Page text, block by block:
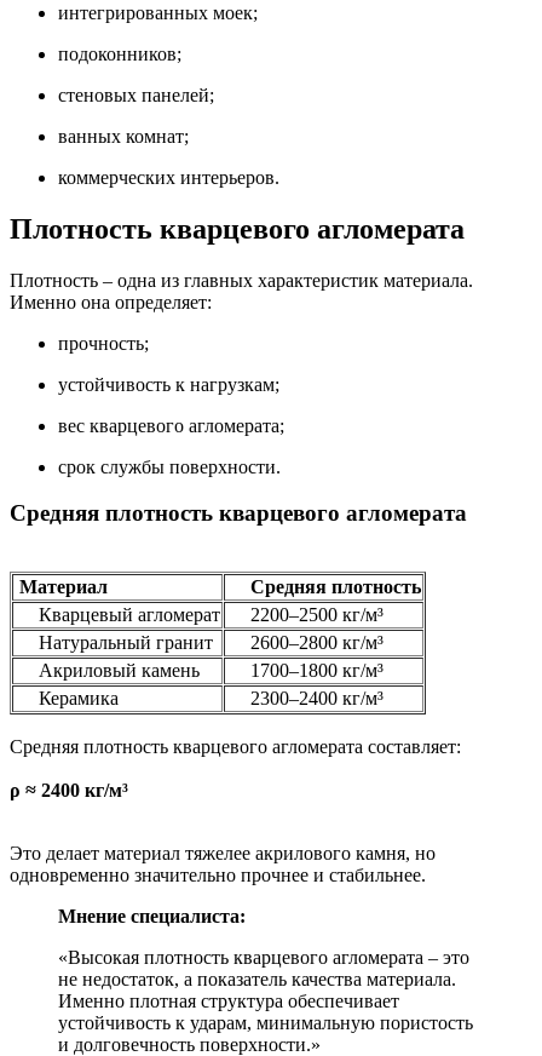
интегрированных моек;
подоконников;
стеновых панелей;
ванных комнат;
коммерческих интерьеров.
Плотность кварцевого агломерата
Плотность – одна из главных характеристик материала.
Именно она определяет:
прочность;
устойчивость к нагрузкам;
вес кварцевого агломерата;
срок службы поверхности.
Средняя плотность кварцевого агломерата
Материал
Средняя плотность
Кварцевый агломерат
2200–2500 кг/м³
Натуральный гранит
2600–2800 кг/м³
Акриловый камень
1700–1800 кг/м³
Керамика
2300–2400 кг/м³
Средняя плотность кварцевого агломерата составляет:
ρ ≈ 2400 кг/м³
Это делает материал тяжелее акрилового камня, но
одновременно значительно прочнее и стабильнее.
Мнение специалиста:
«Высокая плотность кварцевого агломерата – это
не недостаток, а показатель качества материала.
Именно плотная структура обеспечивает
устойчивость к ударам, минимальную пористость
и долговечность поверхности.»